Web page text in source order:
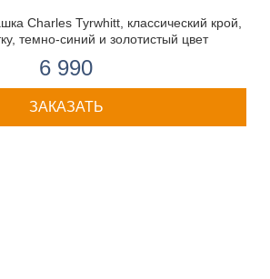
Charles Tyrwhitt, классический крой,
темно-синий и золотистый цвет
6 990
ЗАКАЗАТЬ